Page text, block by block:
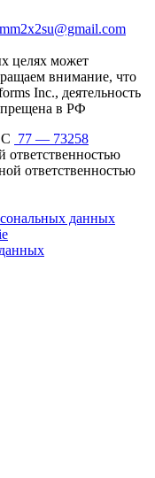
целях может
внимание, что
Inc., деятельность
в РФ
77 — 73258
ответственностью
ответственностью
данных